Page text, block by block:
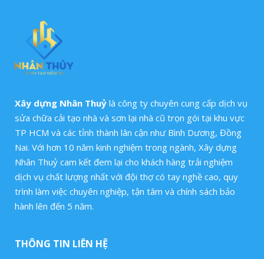
Xây dựng Nhân Thuỷ là công ty chuyên cung cấp dịch vụ
sửa chữa cải tạo nhà và sơn lại nhà cũ trọn gói tại khu vực
TP HCM và các tỉnh thành lân cận như Bình Dương, Đồng
Nai. Với hơn 10 năm kinh nghiệm trong ngành, Xây dựng
Nhân Thuỷ cam kết đem lại cho khách hàng trải nghiệm
dịch vụ chất lượng nhất với đội thợ có tay nghề cao, quy
trình làm việc chuyên nghiệp, tận tâm và chính sách bảo
hành lên đến 5 năm.
THÔNG TIN LIÊN HỆ